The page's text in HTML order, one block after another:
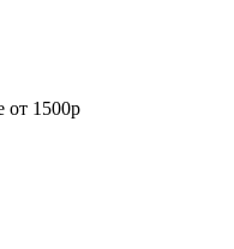
от 1500р